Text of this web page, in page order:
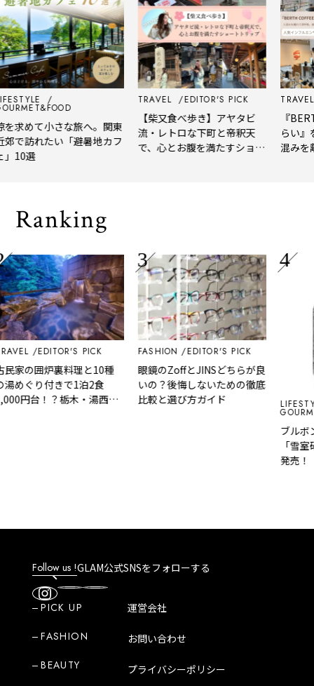
て小さな旅へ。関東
れたい「避暑地カフ
TRAVEL EDITOR'S PICK
【柴又食べ歩き】アヤタビ
流・レトロな下町と帝釈天
で、心とお腹を満たすショー
TRAVEL
『BERTH
らい』を体
混みを離れ
Ranking
EDITOR'S PICK
囲炉裏料理と10種
り付きで1泊2食
台！？栃木・湯西川
FASHION EDITOR'S PICK
眼鏡のZoffとJINSどちらが良
いの？後悔しないための徹底
比較と選び方ガイド
LIFESTYLE
ブルボンが
「雪室研ぎ
発売！
Follow us !GLAM公式SNSをフォローする
PICK UP
FASHION
BEAUTY
運営会社
お問い合わせ
プライバシーポリシー